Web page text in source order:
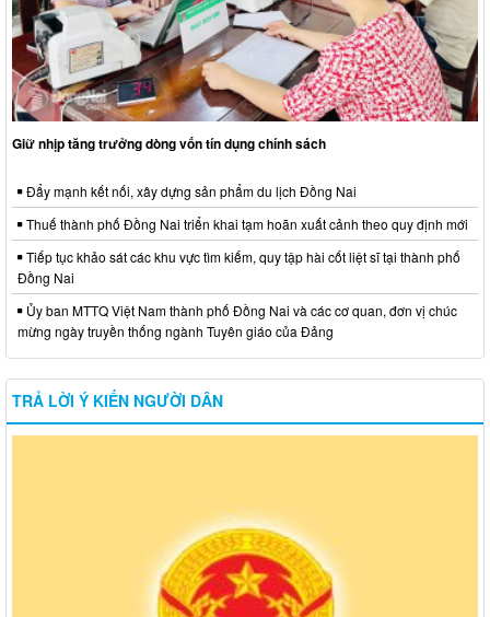
Giữ nhịp tăng trưởng dòng vốn tín dụng chính sách
Đẩy mạnh kết nối, xây dựng sản phẩm du lịch Đồng Nai
Thuế thành phố Đồng Nai triển khai tạm hoãn xuất cảnh theo quy định mới
Tiếp tục khảo sát các khu vực tìm kiếm, quy tập hài cốt liệt sĩ tại thành phố
Đồng Nai
Ủy ban MTTQ Việt Nam thành phố Đồng Nai và các cơ quan, đơn vị chúc
mừng ngày truyền thống ngành Tuyên giáo của Đảng
TRẢ LỜI Ý KIẾN NGƯỜI DÂN